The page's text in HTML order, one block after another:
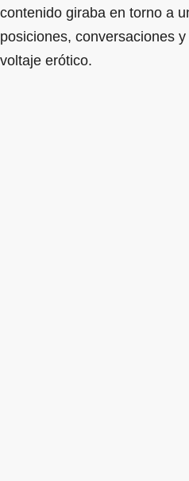
contenido giraba en torno a
posiciones, conversaciones
voltaje erótico.